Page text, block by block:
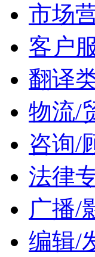
市场
客户
翻译
物流/
咨询/
法律
广播/
编辑/